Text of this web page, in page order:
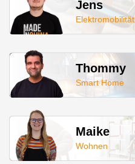
Jens
Elektromobilität
Thommy
Smart Home
Maike
Wohnen